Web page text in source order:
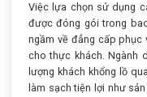
Việc lựa chọn sử dụng
được đóng gói trong
ngầm về đẳng cấp phục
cho thực khách. Ngành
lượng khách khổng lồ
làm sạch tiện lợi như